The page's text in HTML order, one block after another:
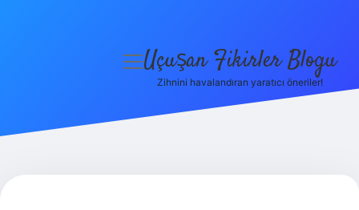
menüyü
Uçuşan Fikirler Blogu
Zihnini havalandıran yaratıcı öneriler!